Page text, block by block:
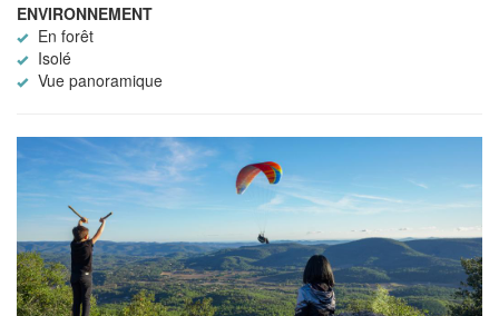
ENVIRONNEMENT
En forêt
Isolé
Vue panoramique